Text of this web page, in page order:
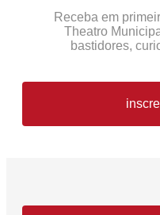
Receba em
Theatro
bastidores,